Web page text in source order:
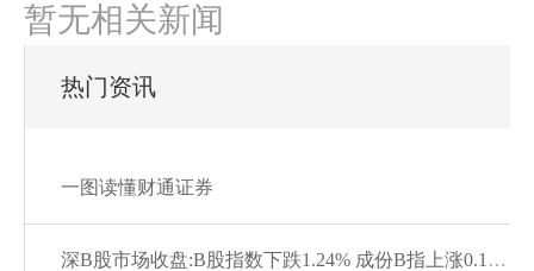
暂无相关新闻
热门资讯
一图读懂财通证券
深B股市场收盘:B股指数下跌1.24% 成份B指上涨0.13%